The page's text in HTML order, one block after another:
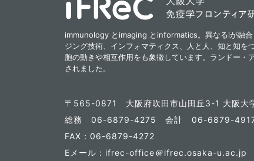
immunology とimaging とinformatics。異なるiが融合
ジング技術、インフォマティクス、人と人、知と知を
胞の動きや相互作用をも象徴しています。ランドー・
されました。
〒565-0871 大阪府吹田市山田丘3-1 大阪大
総務 06-6879-4275 会計 06-6879-
FAX：06-6879-4272
Eメール：ifrec-office
ifrec.osaka-u.ac.jp